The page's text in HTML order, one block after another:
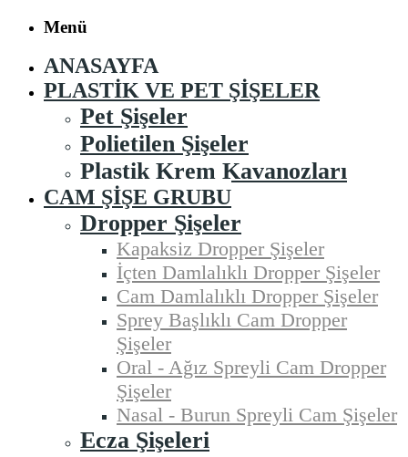
Menü
ANASAYFA
PLASTIK VE PET ŞIŞELER
Pet Şişeler
Polietilen Şişeler
Plastik Krem Kavanozları
CAM ŞIŞE GRUBU
Dropper Şişeler
Kapaksiz Dropper Şişeler
İçten Damlalıklı Dropper Şişeler
Cam Damlalıklı Dropper Şişeler
Sprey Başlıklı Cam Dropper
Şişeler
Oral - Ağız Spreyli Cam Dropper
Şişeler
Nasal - Burun Spreyli Cam Şişeler
Ecza Şişeleri